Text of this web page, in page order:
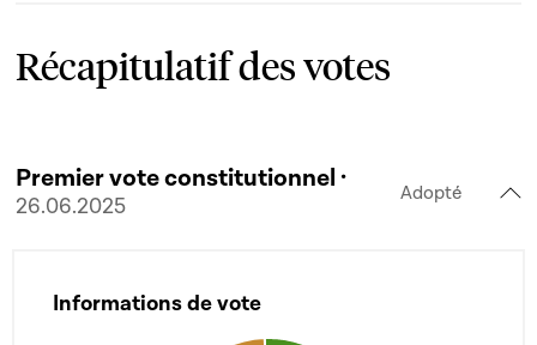
Récapitulatif des votes
Premier vote constitutionnel ·
26.06.2025
Adopté
Informations de vote